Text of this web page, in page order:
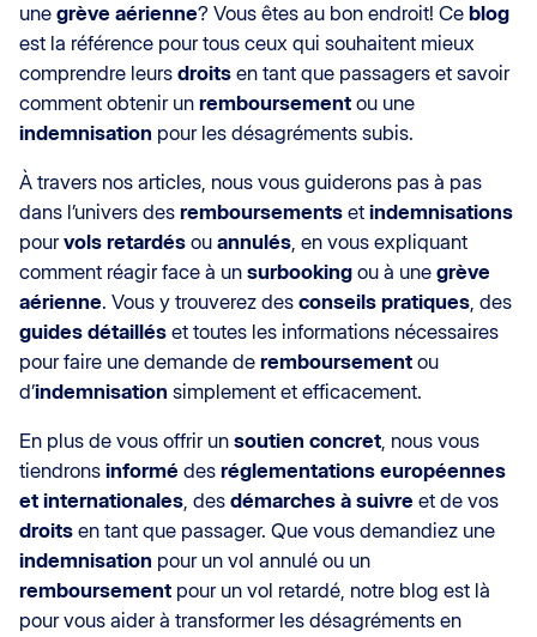
une grève aérienne? Vous êtes au bon endroit! Ce blog
est la référence pour tous ceux qui souhaitent mieux
comprendre leurs droits en tant que passagers et savoir
comment obtenir un remboursement ou une
indemnisation pour les désagréments subis.
À travers nos articles, nous vous guiderons pas à pas
dans l’univers des remboursements et indemnisations
pourvols retardés ou annulés, en vous expliquant
comment réagir face à un surbooking ou à une grève
aérienne. Vous y trouverez des conseils pratiques, des
guides détaillés et toutes les informations nécessaires
pour faire une demande de remboursement ou
d’indemnisation simplement et efficacement.
En plus de vous offrir un soutien concret, nous vous
tiendrons informé des réglementations européennes
et internationales, des démarches à suivre et de vos
droits en tant que passager. Que vous demandiez une
indemnisation pour un vol annulé ou un
remboursement pour un vol retardé, notre blog est là
pour vous aider à transformer les désagréments en